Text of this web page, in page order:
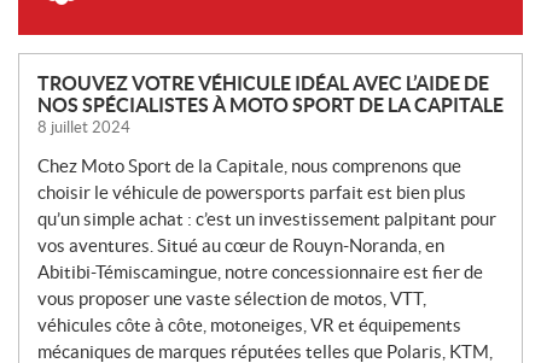
N
O
U
V
E
L
L
E
S
TROUVEZ VOTRE VÉHICULE IDÉAL AVEC L’AIDE DE
NOS SPÉCIALISTES À MOTO SPORT DE LA CAPITALE
8 juillet 2024
Chez Moto Sport de la Capitale, nous comprenons que
choisir le véhicule de powersports parfait est bien plus
qu’un simple achat : c’est un investissement palpitant pour
vos aventures. Situé au cœur de Rouyn-Noranda, en
Abitibi-Témiscamingue, notre concessionnaire est fier de
vous proposer une vaste sélection de motos, VTT,
véhicules côte à côte, motoneiges, VR et équipements
mécaniques de marques réputées telles que Polaris, KTM,